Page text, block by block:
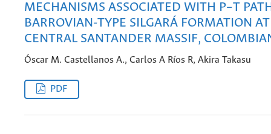
MECHANISMS ASSOCIATED WITH P–T
BARROVIAN-TYPE SILGARÁ FORMATION
CENTRAL SANTANDER MASSIF,
Óscar M. Castellanos A., Carlos A Ríos R, Akira Takasu
PDF